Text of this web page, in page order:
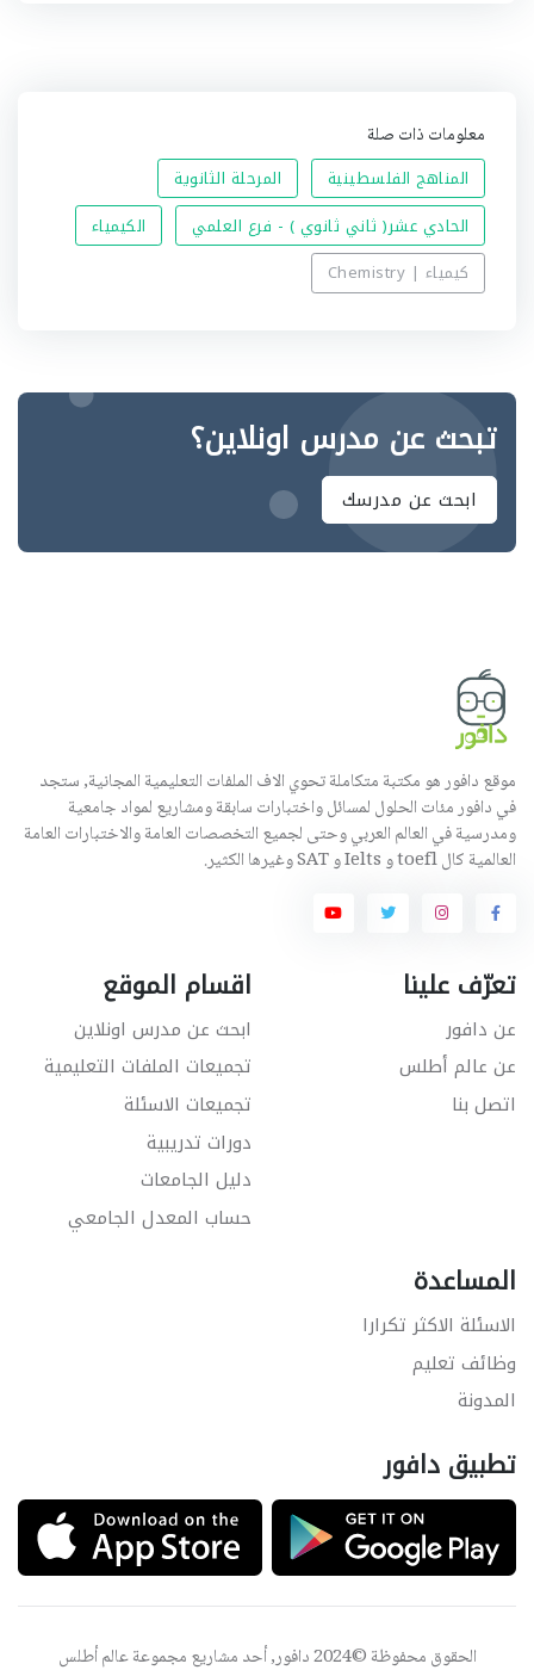
معلومات ذات صلة
المناهج الفلسطينية
المرحلة الثانوية
الحادي عشر( ثاني ثانوي ) - فرع العلمي
الكيمياء
كيمياء | Chemistry
تبحث عن مدرس اونلاين؟
ابحث عن مدرسك
موقع دافور هو مكتبة متكاملة تحوي الاف الملفات التعليمية المجانية, ستجد
في دافور مئات الحلول لمسائل واختبارات سابقة ومشاريع لمواد جامعية
ومدرسية في العالم العربي وحتى لجميع التخصصات العامة والاختبارات العامة
العالمية كال toefl و Ielts و SAT وغيرها الكثير.
تعرّف علينا
عن دافور
عن عالم أطلس
اتصل بنا
اقسام الموقع
ابحث عن مدرس اونلاين
تجميعات الملفات التعليمية
تجميعات الاسئلة
دورات تدريبية
دليل الجامعات
حساب المعدل الجامعي
المساعدة
الاسئلة الاكثر تكرارا
وظائف تعليم
المدونة
تطبيق دافور
الحقوق محفوظة ©2024 دافور, أحد مشاريع مجموعة عالم أطلس